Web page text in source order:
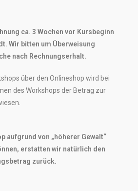
ca. 3 Wochen vor Kursbeginn
Wir bitten um Überweisung
nach Rechnungserhalt.
über den Onlineshop wird bei
des Workshops der Betrag zur
aufgrund von „höherer Gewalt“
erstatten wir natürlich den
zurück.